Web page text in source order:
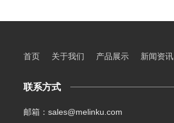
首页 关于我们 产品展示 新闻资讯
联系方式
邮箱：sales@melinku.com